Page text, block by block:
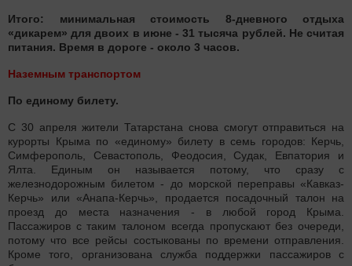
Итого: минимальная стоимость 8-дневного отдыха
«дикарем» для двоих в июне - 31 тысяча рублей. Не считая
питания. Время в дороге - около 3 часов.
Наземным транспортом
По единому билету.
С 30 апреля жители Татарстана снова смогут отправиться на
курорты Крыма по «единому» билету в семь городов: Керчь,
Симферополь, Севастополь, Феодосия, Судак, Евпатория и
Ялта. Единым он называется потому, что сразу с
железнодорожным билетом - до морской переправы «Кавказ-
Керчь» или «Анапа-Керчь», продается посадочный талон на
проезд до места назначения - в любой город Крыма.
Пассажиров с таким талоном всегда пропускают без очереди,
потому что все рейсы состыкованы по времени отправления.
Кроме того, организована служба поддержки пассажиров с